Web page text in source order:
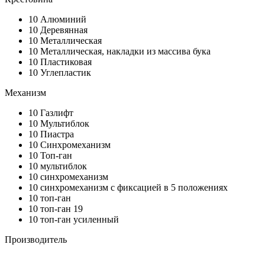
10 Алюминий
10 Деревянная
10 Металлическая
10 Металлическая, накладки из массива бука
10 Пластиковая
10 Углепластик
Механизм
10 Газлифт
10 Мультиблок
10 Пиастра
10 Синхромеханизм
10 Топ-ган
10 мультиблок
10 синхромеханизм
10 синхромеханизм с фиксацией в 5 положениях
10 топ-ган
10 топ-ган 19
10 топ-ган усиленный
Производитель